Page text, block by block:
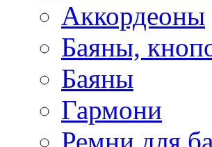
Аккордеоны
Баяны,
Баяны
Гармони